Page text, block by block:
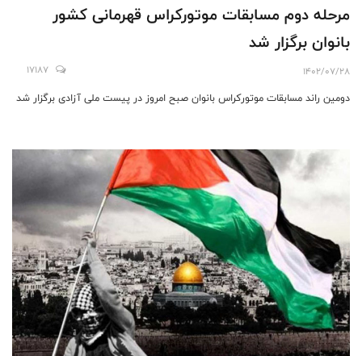
مرحله دوم مسابقات موتورکراس قهرمانی کشور
بانوان برگزار شد
1402/07/28
17187
دومین راند مسابقات موتورکراس بانوان صبح امروز در پیست ملی آزادی برگزار شد